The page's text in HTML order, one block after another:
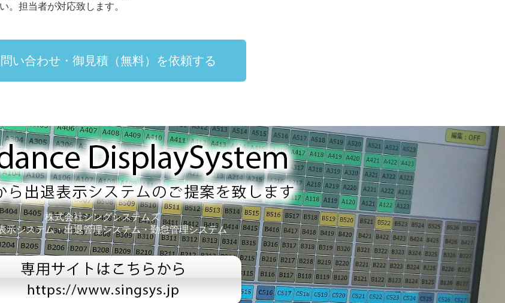
。担当者が対応致します。
い合わせ・御見積（無料）を依頼する
株式会社シングシステムズ
示システム・出退管理システム・勤怠管理システム